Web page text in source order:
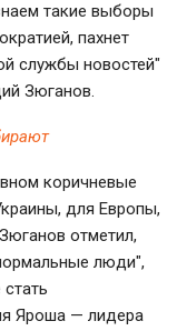
такие выборы
пахнет
службы новостей"
Зюганов.
коричневые
для Европы,
отметил,
люди",
Яроша — лидера